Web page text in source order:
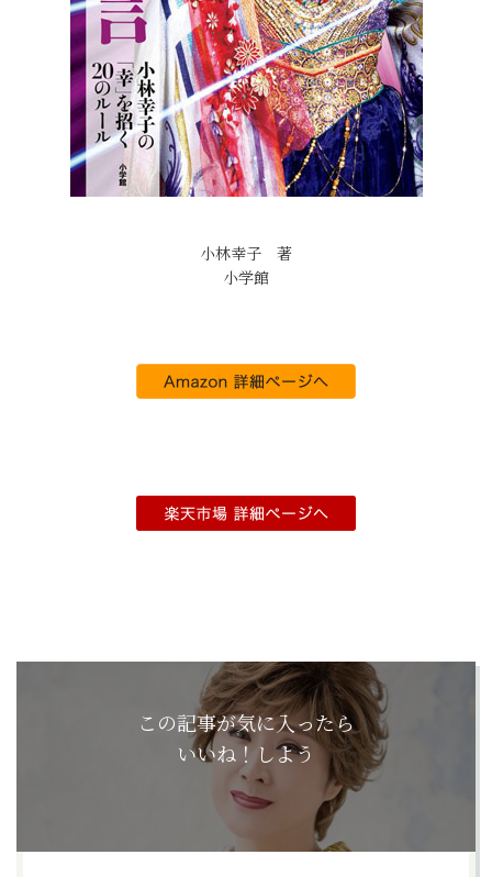
小林幸子 著
小学館
この記事が気に入ったら
いいね！しよう